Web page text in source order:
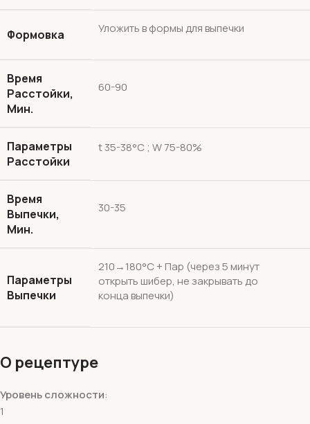
Формовка Уложить в формы для выпечки
Время
Расстойки,
Мин.
60-90
Параметры
Расстойки
t 35-38°С ; W 75-80%
Время
Выпечки,
Мин.
30-35
Параметры
Выпечки
210→180°С + Пар (через 5 минут
открыть шибер, не закрывать до
конца выпечки)
О рецептуре
Уровень сложности:
1